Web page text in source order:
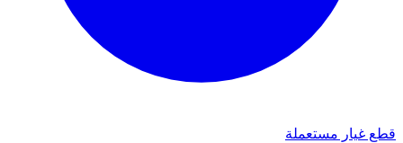
قطع غيار مستعملة